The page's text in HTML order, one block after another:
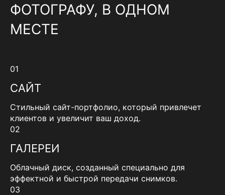
ФОТОГРАФУ, В ОДНОМ
МЕСТЕ
01
САЙТ
Стильный сайт-портфолио, который привлечет
клиентов и увеличит ваш доход.
02
ГАЛЕРЕИ
Облачный диск, созданный специально для
эффектной и быстрой передачи снимков.
03